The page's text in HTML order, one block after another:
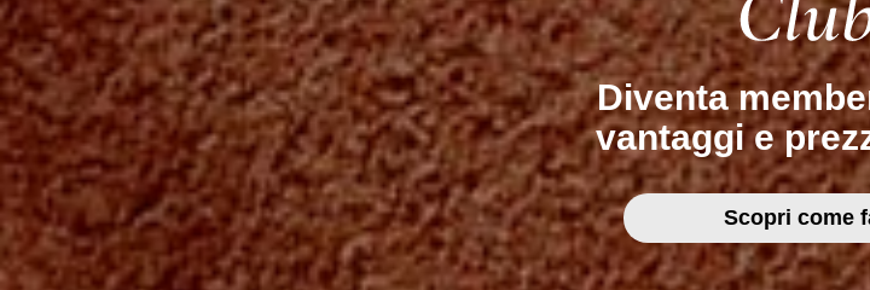
Diventa
vantaggi e
Scopri come